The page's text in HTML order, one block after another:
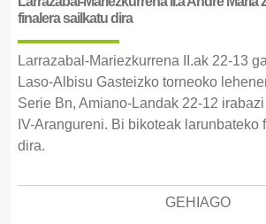
finalera sailkatu dira
Larrazabal-Mariezkurrena II.ak 22-13
Laso-Albisu Gasteizko torneoko
Serie Bn, Amiano-Landak 22-12
IV-Arangureni. Bi bikoteak larunbateko
dira.
GEHIAGO